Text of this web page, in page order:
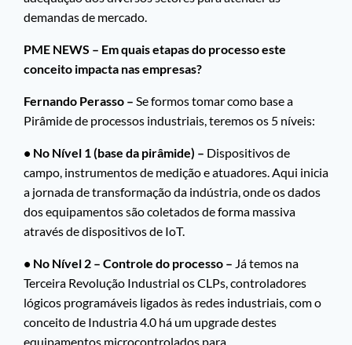
demandas de mercado.
PME NEWS – Em quais etapas do processo este
conceito impacta nas empresas?
Fernando Perasso – Se formos tomar como base a
Pirâmide de processos industriais, teremos os 5 níveis:
• No Nível 1 (base da pirâmide) – Dispositivos de
campo, instrumentos de medição e atuadores. Aqui inicia
a jornada de transformação da indústria, onde os dados
dos equipamentos são coletados de forma massiva
através de dispositivos de IoT.
• No Nível 2 – Controle do processo – Já temos na
Terceira Revolução Industrial os CLPs, controladores
lógicos programáveis ligados às redes industriais, com o
conceito de Industria 4.0 há um upgrade destes
equipamentos microcontrolados para